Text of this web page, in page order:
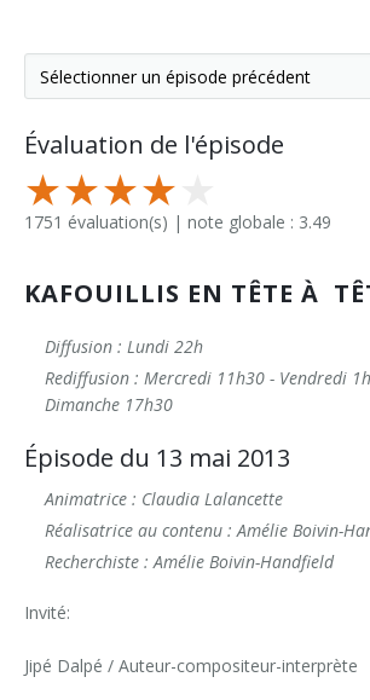
Évaluation de l'épisode
1751 évaluation(s) | note globale : 3.49
KAFOUILLIS EN TÊTE À
Diffusion : Lundi 22h
Rediffusion : Mercredi 11h30 - Vendredi
Dimanche 17h30
Épisode du 13 mai 2013
Animatrice : Claudia Lalancette
Réalisatrice au contenu : Amélie Boivin-
Recherchiste : Amélie Boivin-Handfield
Invité:
Jipé Dalpé / Auteur-compositeur-interprète